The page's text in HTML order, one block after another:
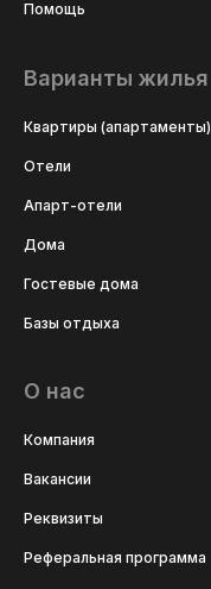
Помощь
Варианты жилья
Квартиры (апартаменты)
Отели
Апарт-отели
Дома
Гостевые дома
Базы отдыха
О нас
Компания
Вакансии
Реквизиты
Реферальная программа